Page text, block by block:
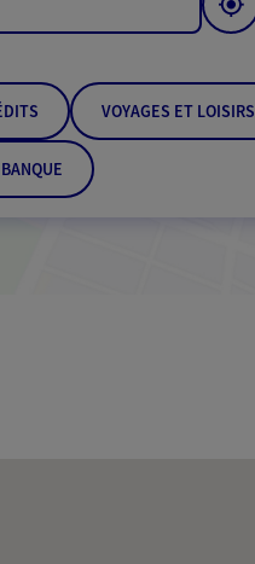
VOYAGES ET LOISIRS
BANQUE